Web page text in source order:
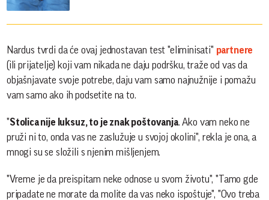
Nardus tvrdi da će ovaj jednostavan test "eliminisati" partnere
(ili prijatelje) koji vam nikada ne daju podršku, traže od vas da
objašnjavate svoje potrebe, daju vam samo najnužnije i pomažu
vam samo ako ih podsetite na to.
"Stolica nije luksuz, to je znak poštovanja. Ako vam neko ne
pruži ni to, onda vas ne zaslužuje u svojoj okolini", rekla je ona, a
mnogi su se složili s njenim mišljenjem.
"Vreme je da preispitam neke odnose u svom životu", "Tamo gde
pripadate ne morate da molite da vas neko ispoštuje", "Ovo treba